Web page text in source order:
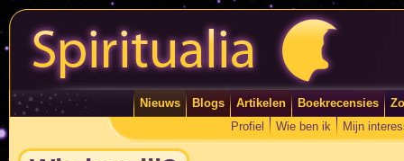
Nieuws Blogs Artikelen Boekrecensies
Profiel
Wie ben ik Mijn